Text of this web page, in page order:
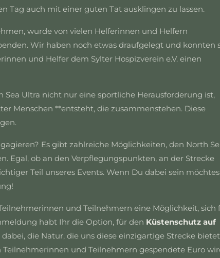
Tag auch mit einer guten Tat ausklingen zu lassen.
wurde von vielen Helferinnen und Helfern
Wir haben noch etwas draufgelegt und konnten
und Helfer dem Sylter Hospizverein e.V. einen
Sea Ultra nicht nur eine sportliche Herausforderung ist,
Menschen **entsteht, die zusammenstehen. Diese
Es gibt zahlreiche Möglichkeiten, den North
Egal, ob an den Verpflegungspunkten, an der Strecke
Teil unseres Events. Wenn Du dabei sein
und Teilnehmern eine Möglichkeit, sich
habt Ihr die Option, für den Küstenschutz auf
die Natur, die uns diese einzigartige Strecke
und Teilnehmern gespendete Euro